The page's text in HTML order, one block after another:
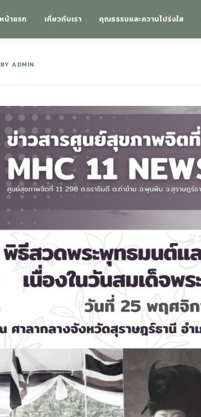
หน้าแรก เกี่ยวกับเรา คุณธรรมและความโปร่งใส
BY ADMIN